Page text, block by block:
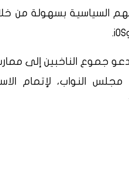
السياسية بسهولة من
جموع الناخبين إلى
النواب، لإتمام